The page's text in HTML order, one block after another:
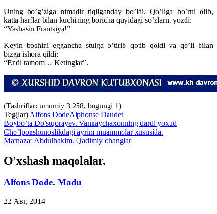
Uning bo’g’ziga nimadir tiqilganday bo’ldi. Qo’liga bo’rni olib,
katta harflar bilan kuchining boricha quyidagi so’zlarni yozdi:
“Yashasin Frantsiya!”
Keyin boshini eggancha stulga o’tirib qotib qoldi va qo’li bilan
bizga ishora qildi:
“Endi tamom… Ketinglar”.
(Tashriflar: umumiy 3 258, bugungi 1)
Teg(lar) Alfons DodeAlphonse Daudet
Boybo’ta Do’stqorayev. Vannaychaxonning dardi yoxud
Cho’lponshunoslikdagi ayrim muammolar xususida.
Matnazar Abdulhakim. Qadimiy ohanglar
O'xshash maqolalar.
Alfons Dode. Madu
22 Авг, 2014